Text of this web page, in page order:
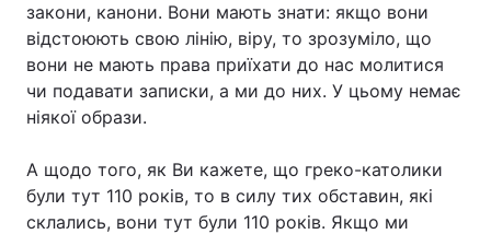
закони, канони. Вони мають знати: якщо вони
відстоюють свою лінію, віру, то зрозуміло, що
вони не мають права приїхати до нас молитися
чи подавати записки, а ми до них. У цьому немає
ніякої образи.
А щодо того, як Ви кажете, що греко-католики
були тут 110 років, то в силу тих обставин, які
склались, вони тут були 110 років. Якщо ми